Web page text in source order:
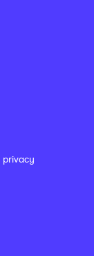
privacy